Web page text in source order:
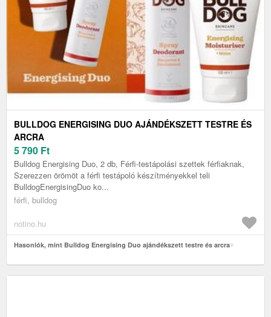
BULLDOG ENERGISING DUO AJÁNDÉKSZETT TESTRE ÉS
ARCRA
5 790 Ft
Bulldog Energising Duo, 2 db, Férfi-testápolási szettek férfiaknak,
Szerezzen örömöt a férfi testápoló készítményekkel teli
BulldogEnergisingDuo ko...
férfi, bulldog
notino.hu
Hasonlók, mint Bulldog Energising Duo ajándékszett testre és arcra